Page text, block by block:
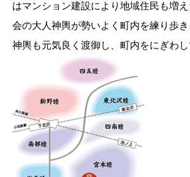
はマンション建設により地域住民も増
会の大人神輿が勢いよく町内を練り歩
神輿も元気良く渡御し、町内をにぎわし